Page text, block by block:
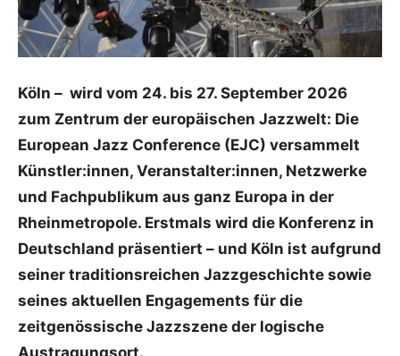
Köln – wird vom 24. bis 27. September 2026
zum Zentrum der europäischen Jazzwelt: Die
European Jazz Conference (EJC) versammelt
Künstler:innen, Veranstalter:innen, Netzwerke
und Fachpublikum aus ganz Europa in der
Rheinmetropole. Erstmals wird die Konferenz in
Deutschland präsentiert – und Köln ist aufgrund
seiner traditionsreichen Jazzgeschichte sowie
seines aktuellen Engagements für die
zeitgenössische Jazzszene der logische
Austragungsort.